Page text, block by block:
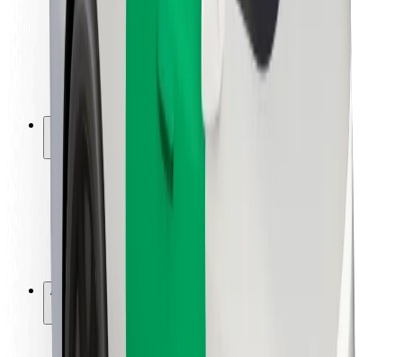
Segurança dos passageiros
Segurança dos motoristas
Segurança das trotinetes
Safety Lab
Localizações
Soluções para as cidades
Aeroportos
Estações de carregamento da Bolt
Ajuda
Para passageiros